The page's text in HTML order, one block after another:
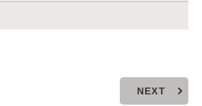
NEXT